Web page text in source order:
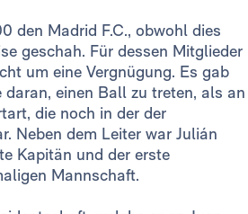
den Madrid F.C., obwohl dies
geschah. Für dessen Mitglieder
um eine Vergnügung. Es gab
daran, einen Ball zu treten, als an
die noch in der der
Neben dem Leiter war Julián
Kapitän und der erste
Mannschaft.